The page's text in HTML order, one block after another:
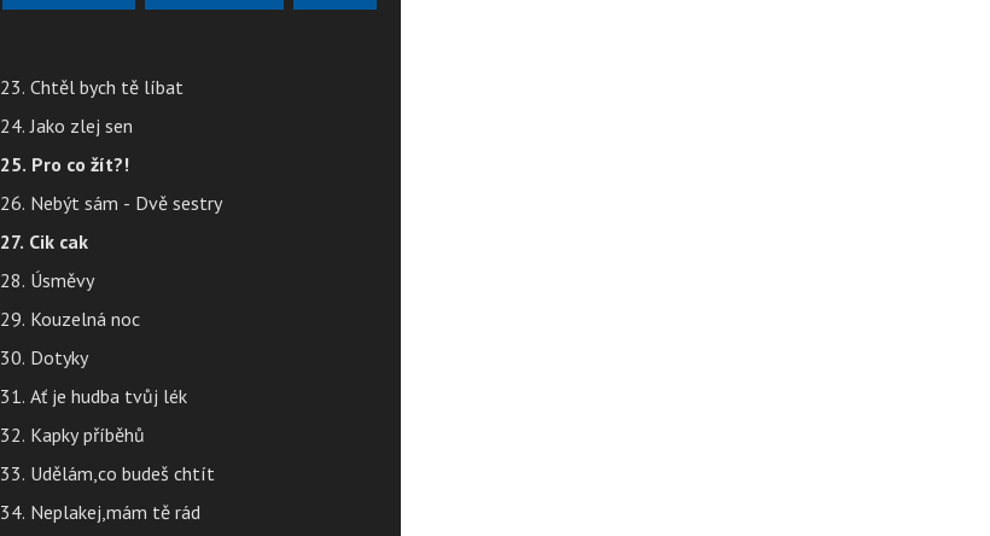
23. Chtěl bych tě líbat
24. Jako zlej sen
25. Pro co žít?!
26. Nebýt sám - Dvě sestry
27. Cik cak
28. Úsměvy
29. Kouzelná noc
30. Dotyky
31. Ať je hudba tvůj lék
32. Kapky příběhů
33. Udělám,co budeš chtít
34. Neplakej,mám tě rád